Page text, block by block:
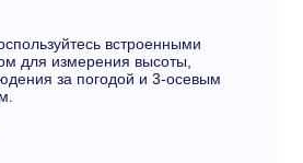
встроенными
для измерения высоты,
за погодой и 3-осевым